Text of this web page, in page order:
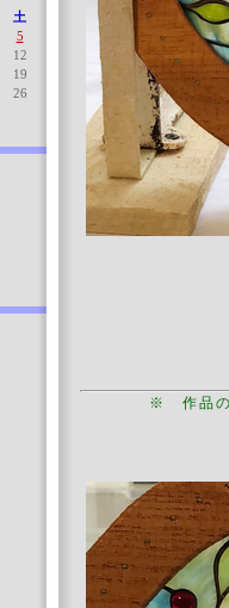
※ 作品の
土
5
12
19
26